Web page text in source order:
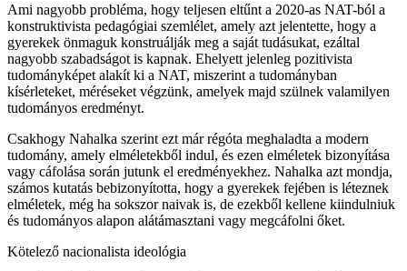
Ami nagyobb probléma, hogy teljesen eltűnt a 2020-as NAT-ból a
konstruktivista pedagógiai szemlélet, amely azt jelentette, hogy a
gyerekek önmaguk konstruálják meg a saját tudásukat, ezáltal
nagyobb szabadságot is kapnak. Ehelyett jelenleg pozitivista
tudományképet alakít ki a NAT, miszerint a tudományban
kísérleteket, méréseket végzünk, amelyek majd szülnek valamilyen
tudományos eredményt.
Csakhogy Nahalka szerint ezt már régóta meghaladta a modern
tudomány, amely elméletekből indul, és ezen elméletek bizonyítása
vagy cáfolása során jutunk el eredményekhez. Nahalka azt mondja,
számos kutatás bebizonyította, hogy a gyerekek fejében is léteznek
elméletek, még ha sokszor naivak is, de ezekből kellene kiindulniuk
és tudományos alapon alátámasztani vagy megcáfolni őket.
Kötelező nacionalista ideológia